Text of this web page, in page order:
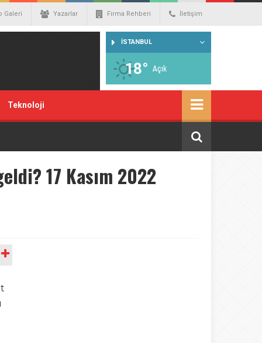
Galeri Yazarlar Firma Rehberi İletişim
İSTANBUL
18° Açık
Teknoloji
17 Kasım 2022